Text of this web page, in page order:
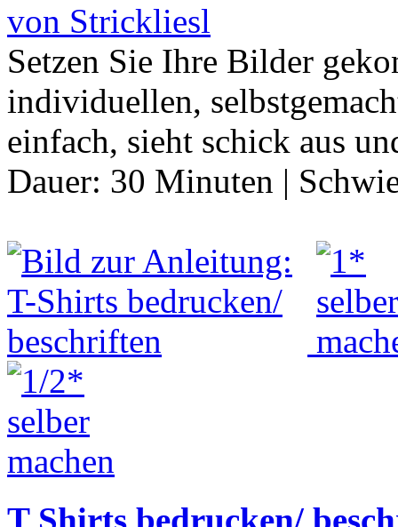
von Strickliesl
Setzen Sie Ihre Bilder
individuellen,
einfach, sieht schick aus
Dauer: 30 Minuten |